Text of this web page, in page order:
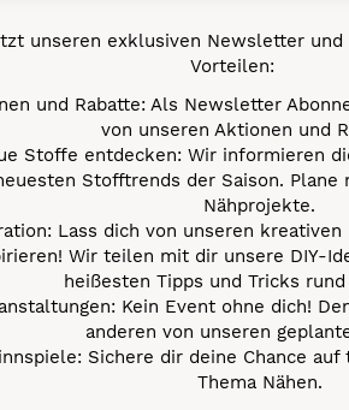
unseren exklusiven Newsletter
Vorteilen:
und Rabatte: Als Newsletter
von unseren Aktionen und
Stoffe entdecken: Wir informieren
Stofftrends der Saison. Plane
Nähprojekte.
Lass dich von unseren kreativen
Wir teilen mit dir unsere DIY-
heißesten Tipps und Tricks rund
Kein Event ohne dich!
anderen von unseren
Sichere dir deine Chance
Thema Nähen.